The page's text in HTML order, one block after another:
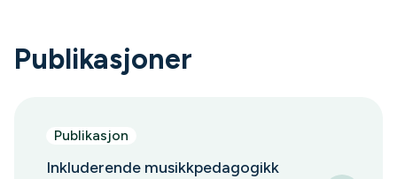
Publikasjoner
Publikasjon
Inkluderende musikkpedagogikk